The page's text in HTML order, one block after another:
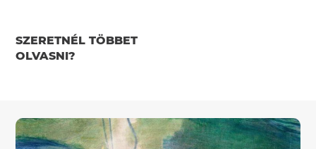
SZERETNÉL TÖBBET
OLVASNI?